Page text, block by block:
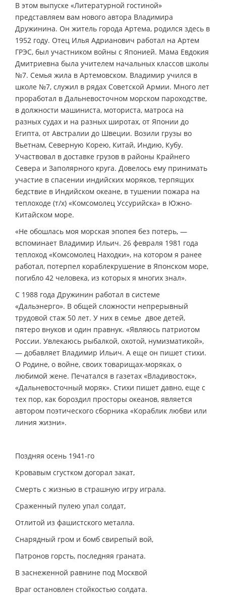
В этом выпуске «Литературной гостиной»
представляем вам нового автора Владимира
Дружинина. Он житель города Артема, родился здесь в
1952 году. Отец Илья Адрианович работал на Артем
ГРЭС, был участником войны с Японией. Мама Евдокия
Дмитриевна была учителем начальных классов школы
№7. Семья жила в Артемовском. Владимир учился в
школе №7, служил в рядах Советской Армии. Много лет
проработал в Дальневосточном морском пароходстве,
в должности машиниста, моториста, матроса на
разных судах и на разных широтах, от Японии до
Египта, от Австралии до Швеции. Возили грузы во
Вьетнам, Северную Корею, Китай, Индию, Кубу.
Участвовал в доставке грузов в районы Крайнего
Севера и Заполярного круга. Довелось ему принимать
участие в спасении индийских моряков, терпящих
бедствие в Индийском океане, в тушении пожара на
теплоходе (т/х) «Комсомолец Уссурийска» в Южно-
Китайском море.
«Не обошлась моя морская эпопея без потерь, —
вспоминает Владимир Ильич. 26 февраля 1981 года
теплоход «Комсомолец Находки», на котором я ранее
работал, потерпел кораблекрушение в Японском море,
погибло 42 человека, из которых я многих знал».
С 1988 года Дружинин работал в системе
«Дальэнерго». В общей сложности непрерывный
трудовой стаж 50 лет. У них в семье двое детей,
пятеро внуков и один правнук. «Являюсь патриотом
России. Увлекаюсь рыбалкой, охотой, нумизматикой»,
— добавляет Владимир Ильич. А еще он пишет стихи.
О Родине, о войне, своих товарищах-моряках, о
любимой жене. Печатался в газетах «Владивосток»,
«Дальневосточный моряк». Стихи пишет давно, еще с
тех пор, как бороздил просторы океанов, является
автором поэтического сборника «Кораблик любви или
линия жизни».
Поздняя осень 1941-го
Кровавым сгустком догорал закат,
Смерть с жизнью в страшную игру играла.
Сраженный пулею упал солдат,
Отлитой из фашистского металла.
Снарядный гром и бомб свирепый вой,
Патронов горсть, последняя граната.
В заснеженной равнине под Москвой
Враг остановлен стойкостью солдата.